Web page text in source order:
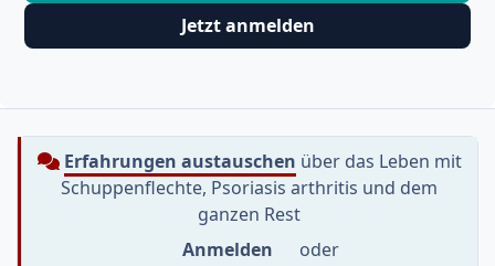
Jetzt anmelden
Erfahrungen austauschen über das Leben mit
Schuppenflechte, Psoriasis arthritis und dem
ganzen Rest
Anmelden
oder